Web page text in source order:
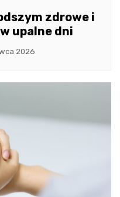
zdrowe i
upalne dni
2026